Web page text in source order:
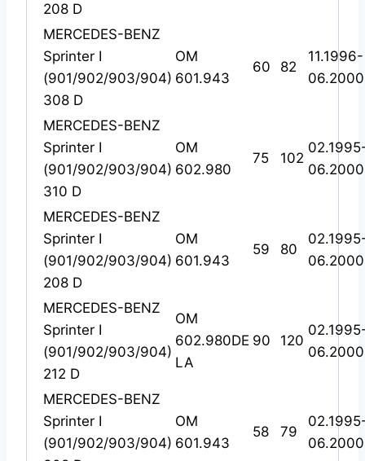
208 D
MERCEDES-BENZ
Sprinter I
(901/902/903/904)
308 D
OM
601.943
60 82
11.1996-
06.2000
MERCEDES-BENZ
Sprinter I
(901/902/903/904)
310 D
OM
602.980
75 102
06.2000
MERCEDES-BENZ
Sprinter I
(901/902/903/904)
208 D
OM
601.943
59 80
06.2000
MERCEDES-BENZ
Sprinter I
(901/902/903/904)
212 D
OM
602.980DE
LA
90 120
06.2000
MERCEDES-BENZ
Sprinter I
(901/902/903/904)
OM
601.943
58 79
06.2000